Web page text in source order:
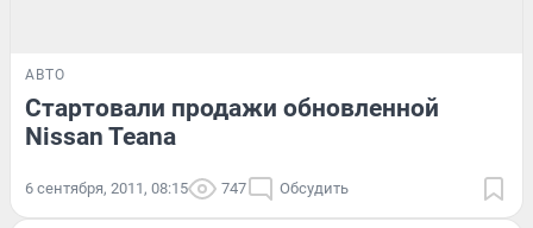
АВТО
Стартовали продажи обновленной
Nissan Teana
6 сентября, 2011, 08:15 747 Обсудить